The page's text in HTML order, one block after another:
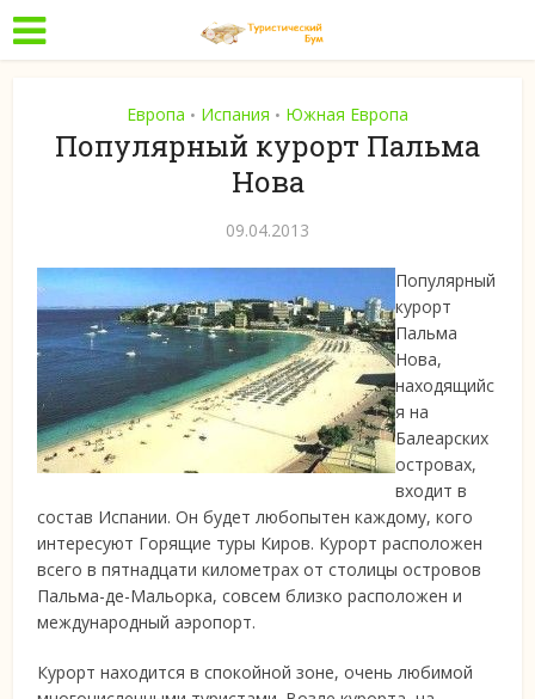
Европа • Испания • Южная Европа
Популярный курорт Пальма
Нова
09.04.2013
Популярный
курорт
Пальма
Нова,
находящийс
я на
Балеарских
островах,
входит в
состав Испании. Он будет любопытен каждому, кого
интересуют Горящие туры Киров. Курорт расположен
всего в пятнадцати километрах от столицы островов
Пальма-де-Мальорка, совсем близко расположен и
международный аэропорт.
Курорт находится в спокойной зоне, очень любимой